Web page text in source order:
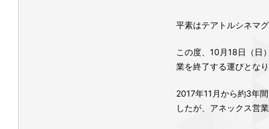
平素はテアトルシネマ
この度、10月18日（日
業を終了する運びとなり
2017年11月から約3年
したが、アネックス営